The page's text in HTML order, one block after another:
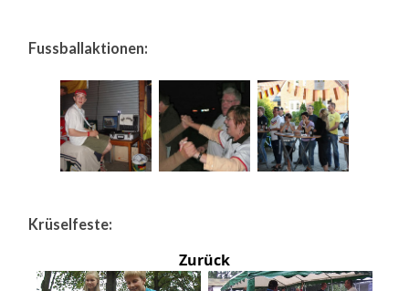
Fussballaktionen:
Krüselfeste:
Zurück